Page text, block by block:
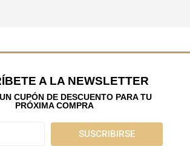
A LA NEWSLETTER
CUPÓN DE DESCUENTO PARA TU
PRÓXIMA COMPRA